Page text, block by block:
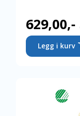
629,00,-
Legg i kurv